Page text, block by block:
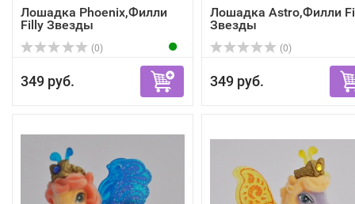
Лошадка Phoenix,Филли
Filly Звезды
(0)
349 руб.
Лошадка Astro,Филли
Звезды
(0)
349 руб.